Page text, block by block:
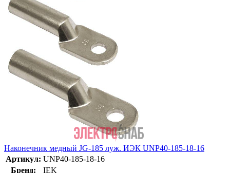
Наконечник медный JG-185 луж. ИЭК UNP40-185-18-16
Артикул: UNP40-185-18-16
Бренд:
IEK